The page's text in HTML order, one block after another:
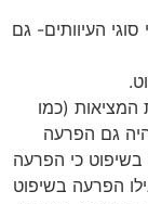
העיוותים- גם
(כמו
גם הפרעה
כי הפרעה
הפרעה בשיפוט